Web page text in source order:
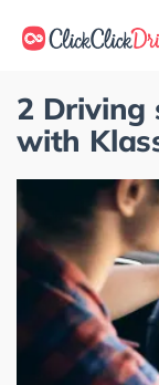
2 Driving
with